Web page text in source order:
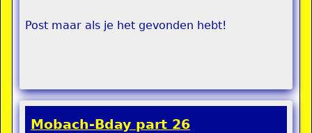
Post maar als je het gevonden hebt!
Mobach-Bday part 26